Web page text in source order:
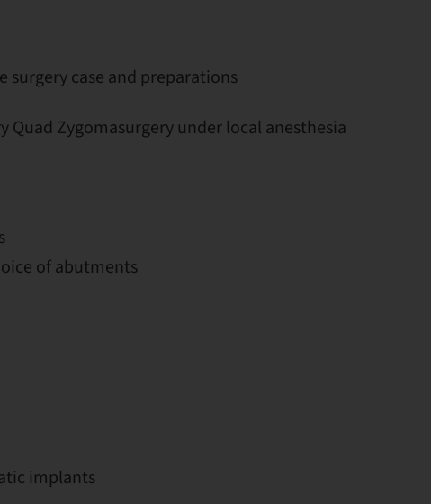
surgery case and preparations
Quad Zygomasurgery under local anesthesia
of abutments
implants